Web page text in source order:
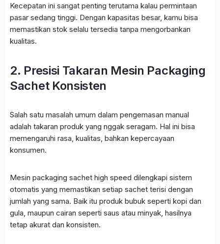
Kecepatan ini sangat penting terutama kalau permintaan
pasar sedang tinggi. Dengan kapasitas besar, kamu bisa
memastikan stok selalu tersedia tanpa mengorbankan
kualitas.
2. Presisi Takaran Mesin Packaging
Sachet Konsisten
Salah satu masalah umum dalam pengemasan manual
adalah takaran produk yang nggak seragam. Hal ini bisa
memengaruhi rasa, kualitas, bahkan kepercayaan
konsumen.
Mesin packaging sachet high speed dilengkapi sistem
otomatis yang memastikan setiap sachet terisi dengan
jumlah yang sama. Baik itu produk bubuk seperti kopi dan
gula, maupun cairan seperti saus atau minyak, hasilnya
tetap akurat dan konsisten.